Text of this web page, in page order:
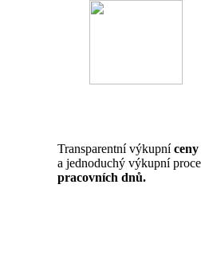
Transparentní výkupní
a jednoduchý výkupní
pracovních dnů.